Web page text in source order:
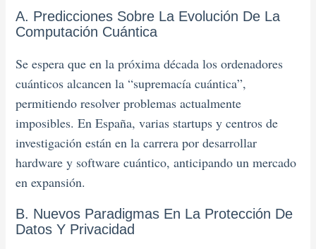
A. Predicciones Sobre La Evolución De La
Computación Cuántica
Se espera que en la próxima década los ordenadores
cuánticos alcancen la “supremacía cuántica”,
permitiendo resolver problemas actualmente
imposibles. En España, varias startups y centros de
investigación están en la carrera por desarrollar
hardware y software cuántico, anticipando un mercado
en expansión.
B. Nuevos Paradigmas En La Protección De
Datos Y Privacidad